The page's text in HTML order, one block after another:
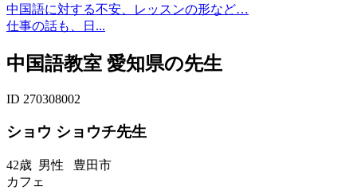
中国語に対する不安、レッスンの形など…
仕事の話も、日...
中国語教室 愛知県の先生
ID 270308002
ショウ ショウチ先生
42歳 男性 豊田市
カフェ